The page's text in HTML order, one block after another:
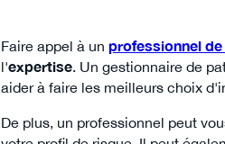
Faire appel à unprofessionnel
l'expertise. Un gestionnaire de
aider à faire les meilleurs choix
De plus, un professionnel peut